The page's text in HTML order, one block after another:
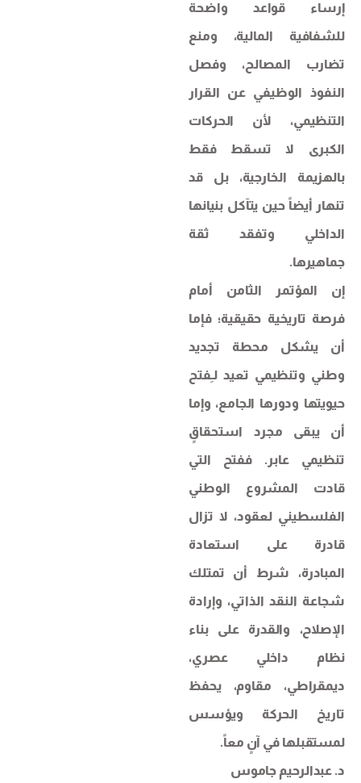
إرساء قواعد واضحة
للشفافية المالية، ومنع
تضارب المصالح، وفصل
النفوذ الوظيفي عن القرار
التنظيمي، لأن الحركات
الكبرى لا تسقط فقط
بالهزيمة الخارجية، بل قد
تنهار أيضاً حين يتآكل بنيانها
الداخلي وتفقد ثقة
جماهيرها.
إن المؤتمر الثامن أمام
فرصة تاريخية حقيقية؛ فإما
أن يشكل محطة تجديد
وطني وتنظيمي تعيد لـِفتح
حيويتها ودورها الجامع، وإما
أن يبقى مجرد استحقاقٍ
تنظيمي عابر. ففتح التي
قادت المشروع الوطني
الفلسطيني لعقود، لا تزال
قادرة على استعادة
المبادرة، شرط أن تمتلك
شجاعة النقد الذاتي، وإرادة
الإصلاح، والقدرة على بناء
نظام داخلي عصري،
ديمقراطي، مقاوم، يحفظ
تاريخ الحركة ويؤسس
لمستقبلها في آنٍ معاً.
د. عبدالرحيم جاموس